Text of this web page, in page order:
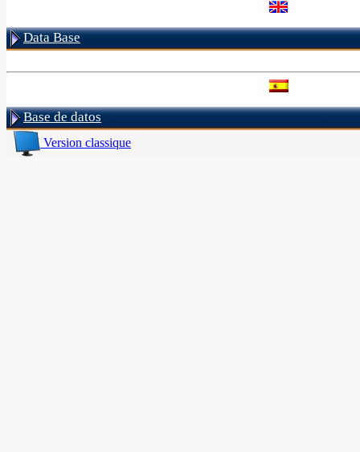
Data Base
Base de datos
Version classique